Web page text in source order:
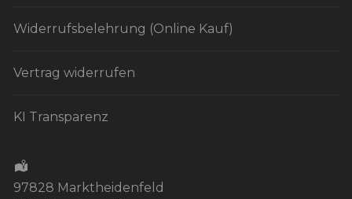
Widerrufsbelehrung (Online Kauf)
Vertrag widerrufen
KI Transparenz
97828 Marktheidenfeld